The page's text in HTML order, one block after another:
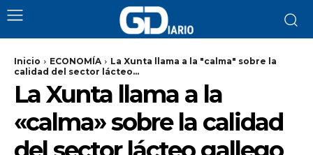
Inicio ECONOMÍA
La Xunta llama a la "calma" sobre la
calidad del sector lácteo...
La Xunta llama a la
«calma» sobre la calidad